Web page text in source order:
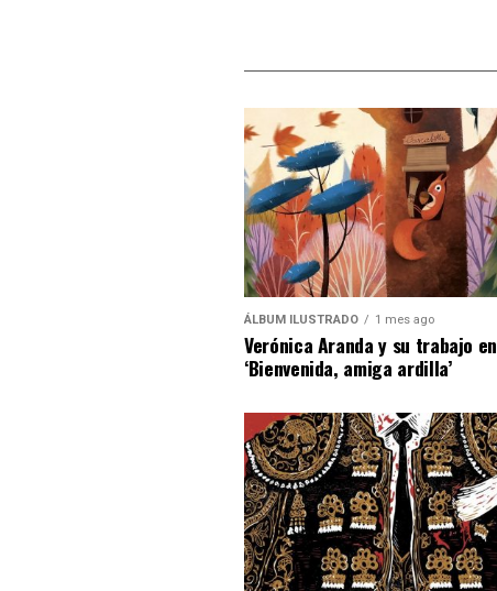
ÁLBUM ILUSTRADO 1 mes ago
Verónica Aranda y su trabajo en
‘Bienvenida, amiga ardilla’